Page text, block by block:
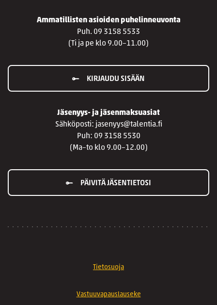
Ammatillisten asioiden puhelinneuvonta
Puh. 09 3158 5533
(Ti ja pe klo 9.00–11.00)
KIRJAUDU SISÄÄN
Jäsenyys- ja jäsenmaksuasiat
Sähköposti: jasenyys@talentia.fi
Puh: 09 3158 5530
(Ma–to klo 9.00–12.00)
PÄIVITÄ JÄSENTIETOSI
Tietosuoja
Vastuuvapauslauseke